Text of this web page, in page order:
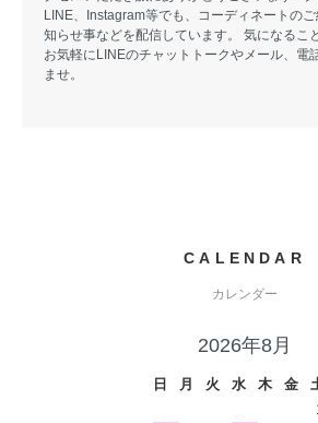
LINE、Instagram等でも、コーディネートの
知らせ事などを配信しています。 気になるこ
お気軽にLINEのチャットトークやメール、電
ませ。
CALENDAR
カレンダー
2026年8月
日 月 火 水 木 金